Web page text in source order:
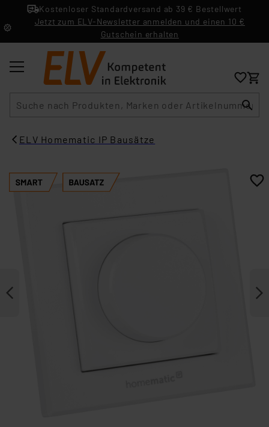
Kostenloser Standardversand ab 39 € Bestellwert
Jetzt zum ELV-Newsletter anmelden und einen 10 €
Gutschein erhalten
ELV Homematic IP Bausätze